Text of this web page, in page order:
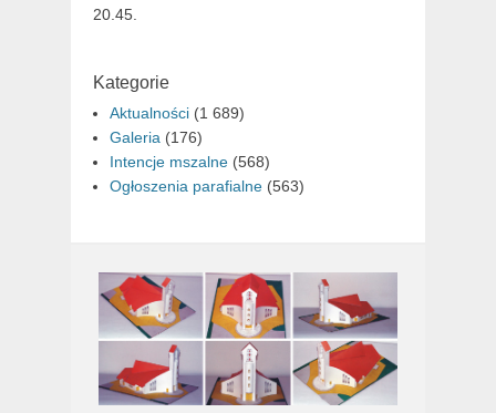
20.45.
Kategorie
Aktualności (1 689)
Galeria (176)
Intencje mszalne (568)
Ogłoszenia parafialne (563)